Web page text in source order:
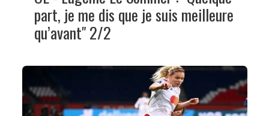
part, je me dis que je suis meilleure
qu’avant" 2/2